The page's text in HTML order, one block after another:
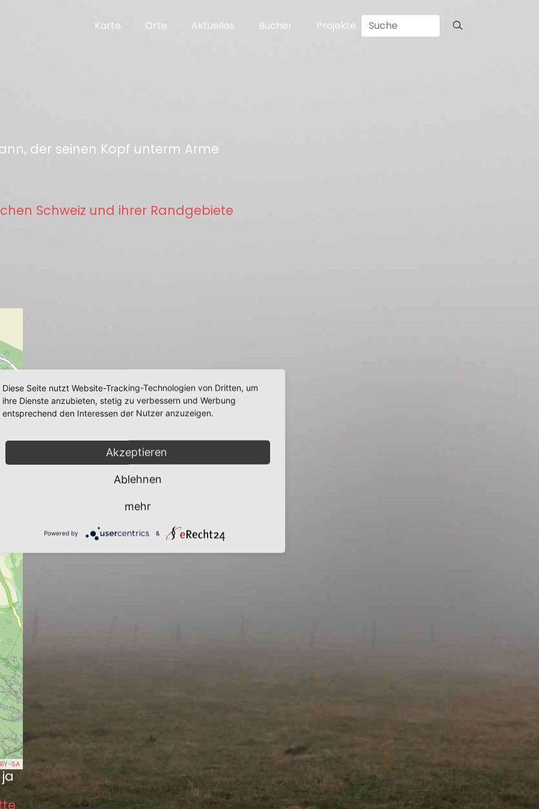
Karte Orte Aktuelles Bücher Projekte
der seinen Kopf unterm Arme
Schweiz und ihrer Randgebiete
SA
Diese Seite nutzt Website-Tracking-Technologien von Dritten, um
ihre Dienste anzubieten, stetig zu verbessern und Werbung
entsprechend den Interessen der Nutzer anzuzeigen.
Akzeptieren
Ablehnen
mehr
Powered by &